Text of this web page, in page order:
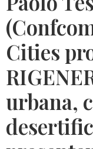
Cities
urbana,